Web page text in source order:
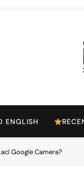
ENGLISH
Google Camera?